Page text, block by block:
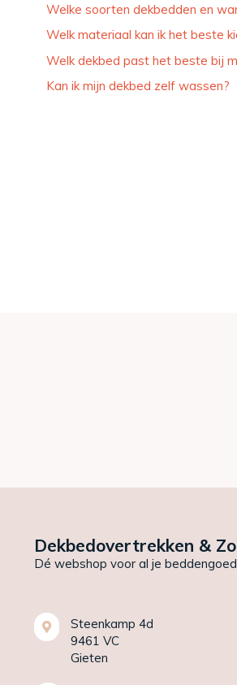
Welke soorten dekbedden en
Welk materiaal kan ik het beste
Welk dekbed past het beste bij
Kan ik mijn dekbed zelf wassen?
Dekbedovertrekken & Zo
Dé webshop voor al je
Steenkamp 4d
9461 VC
Gieten